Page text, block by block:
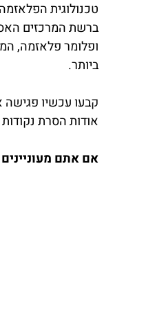
טכנולוגית
ברשת המרכזים
ופלומר פלאזמה,
ביותר.
אודות הסרת
אם אתם